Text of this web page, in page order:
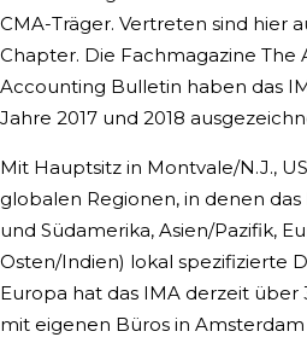
CMA-Träger. Vertreten sind hier
Chapter. Die Fachmagazine
Accounting Bulletin haben das
Jahre 2017 und 2018
Mit Hauptsitz in Montvale/N.J.,
globalen Regionen, in denen
und Südamerika, Asien/Pazifik,
Osten/Indien) lokal spezifizierte
Europa hat das IMA derzeit über
mit eigenen Büros in